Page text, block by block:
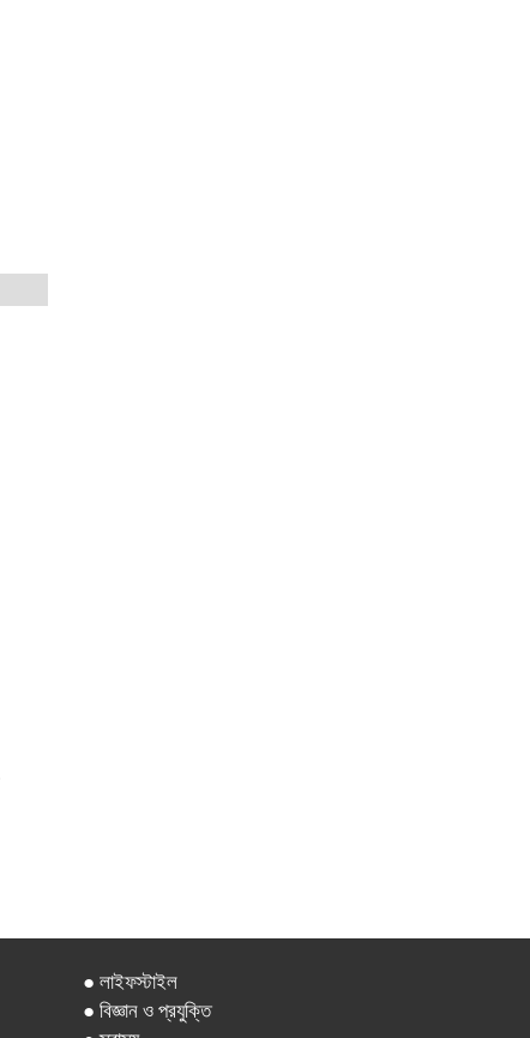
● লাইফস্টাইল
● বিজ্ঞান ও প্রযুক্তি